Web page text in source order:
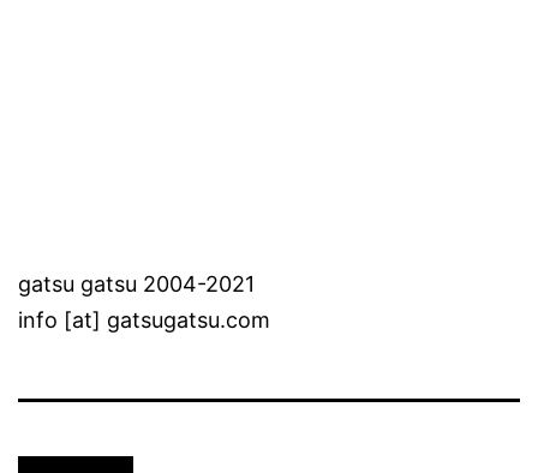
gatsu gatsu 2004-2021
info [at] gatsugatsu.com